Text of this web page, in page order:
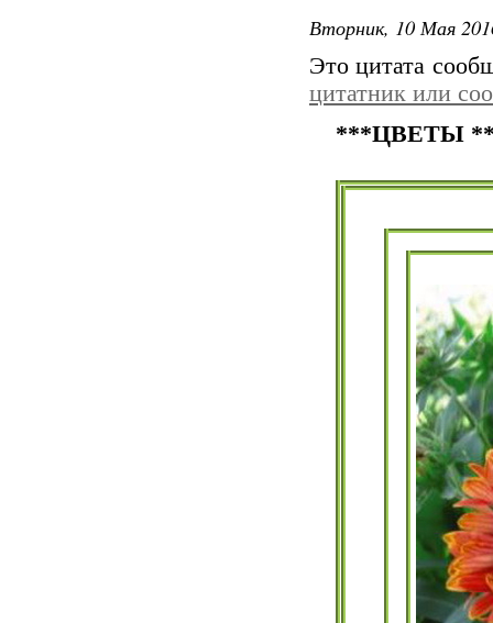
Вторник, 10 Мая
Это цитата
цитатник или
***ЦВЕТЫ